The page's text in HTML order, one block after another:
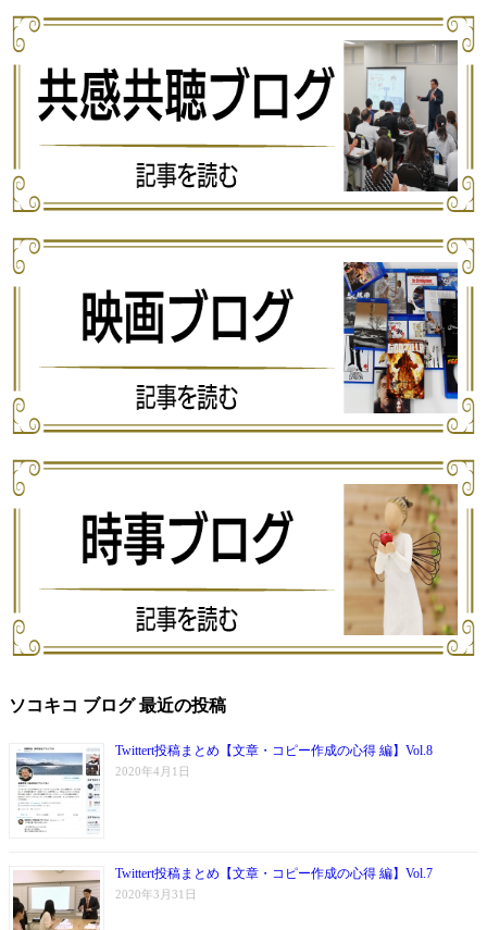
ソコキコ ブログ 最近の投稿
Twittert投稿まとめ【文章・コピー作成の心得 編】Vol.8
2020年4月1日
Twittert投稿まとめ【文章・コピー作成の心得 編】Vol.7
2020年3月31日